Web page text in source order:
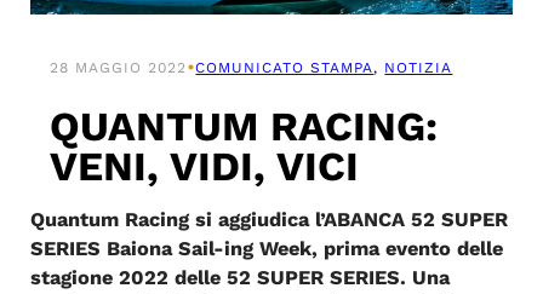
28 MAGGIO 2022 •COMUNICATO STAMPA, NOTIZIA
QUANTUM RACING:
VENI, VIDI, VICI
Quantum Racing si aggiudica l’ABANCA 52 SUPER
SERIES Baiona Sail-ing Week, prima evento delle
stagione 2022 delle 52 SUPER SERIES. Una